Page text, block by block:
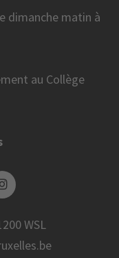
dimanche matin à
au Collège
WSL